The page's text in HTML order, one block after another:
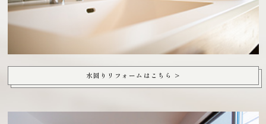
水回りリフォームはこちら >